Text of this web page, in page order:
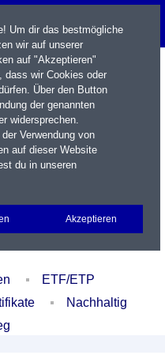
Portfolio Login
ETF/ETP
Nachhaltig
Um dir das bestmögliche
wir auf unserer
auf "Akzeptieren"
dass wir Cookies oder
Über den Button
der genannten
widersprechen.
Verwendung von
auf dieser Website
du in unseren
Akzeptieren